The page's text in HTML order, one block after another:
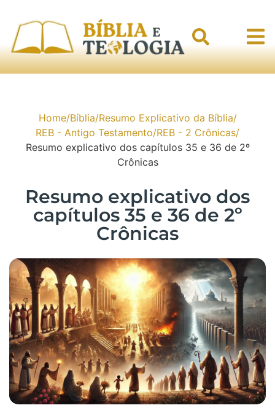
Home/Bíblia/Resumo Explicativo da Bíblia/
REB - Antigo Testamento/REB - 2 Crônicas/
Resumo explicativo dos capítulos 35 e 36 de 2º
Crônicas
Resumo explicativo dos
capítulos 35 e 36 de 2º
Crônicas